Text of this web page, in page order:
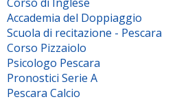
Accademia del Doppiaggio
Scuola di recitazione - Pescara
Corso Pizzaiolo
Psicologo Pescara
Pronostici Serie A
Pescara Calcio